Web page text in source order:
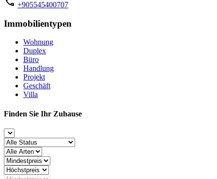
+905545400707
Immobilientypen
Wohnung
Duplex
Büro
Handlung
Projekt
Geschäft
Villa
Finden Sie Ihr Zuhause